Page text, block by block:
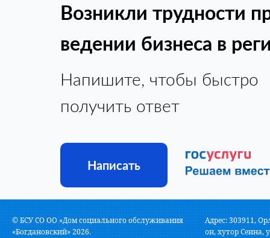
Возникли трудности
ведении бизнеса в
Напишите, чтобы быстро
получить ответ
Написать
© БСУ СО ОО «Дом социального обслуживания
«Богдановский» 2026.
Адрес: 303911,
он, хутор Сеина,